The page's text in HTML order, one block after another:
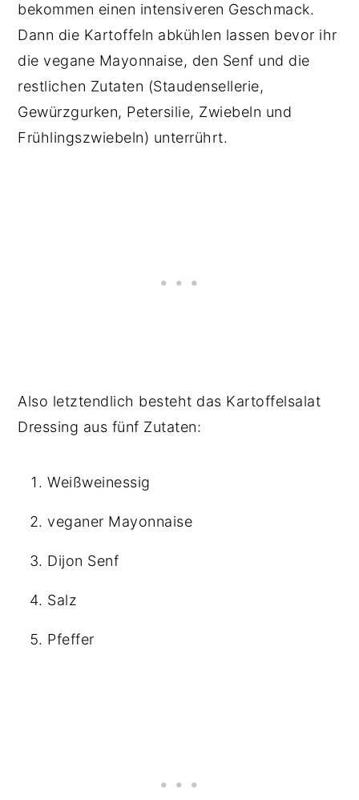
bekommen einen intensiveren Geschmack.
Dann die Kartoffeln abkühlen lassen bevor ihr
die vegane Mayonnaise, den Senf und die
restlichen Zutaten (Staudensellerie,
Gewürzgurken, Petersilie, Zwiebeln und
Frühlingszwiebeln) unterrührt.
Also letztendlich besteht das Kartoffelsalat
Dressing aus fünf Zutaten:
Weißweinessig
veganer Mayonnaise
Dijon Senf
Salz
Pfeffer